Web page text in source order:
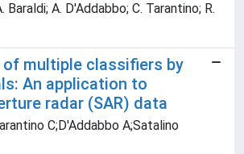
Baraldi; A. D'Addabbo; C. Tarantino; R.
of multiple classifiers by
An application to
radar (SAR) data
C;D'Addabbo A;Satalino